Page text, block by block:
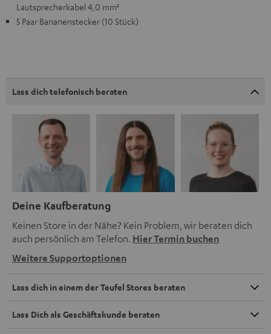
Lautsprecherkabel 4,0 mm²
5 Paar Bananenstecker (10 Stück)
Lass dich telefonisch beraten
Deine Kaufberatung
Keinen Store in der Nähe? Kein Problem, wir beraten dich
auch persönlich am Telefon. Hier Termin buchen
Weitere Supportoptionen
Lass dich in einem der Teufel Stores beraten
Lass Dich als Geschäftskunde beraten